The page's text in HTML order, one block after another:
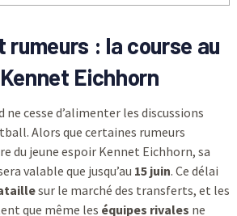
: la course au
Eichhorn
cesse d’alimenter les discussions
Alors que certaines rumeurs
du jeune espoir Kennet Eichhorn, sa
valable que jusqu’au 15 juin. Ce délai
sur le marché des transferts, et les
que même les équipes rivales ne